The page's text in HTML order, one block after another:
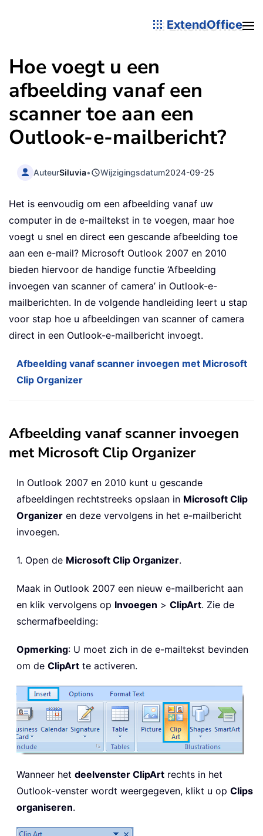
ExtendOffice
Hoe voegt u een
afbeelding vanaf een
scanner toe aan een
Outlook-e-mailbericht?
AuteurSiluvia• Wijzigingsdatum2024-09-25
Het is eenvoudig om een afbeelding vanaf uw
computer in de e-mailtekst in te voegen, maar hoe
voegt u snel en direct een gescande afbeelding toe
aan een e-mail? Microsoft Outlook 2007 en 2010
bieden hiervoor de handige functie ‘Afbeelding
invoegen van scanner of camera’ in Outlook-e-
mailberichten. In de volgende handleiding leert u stap
voor stap hoe u afbeeldingen van scanner of camera
direct in een Outlook-e-mailbericht invoegt.
Afbeelding vanaf scanner invoegen met Microsoft
Clip Organizer
Afbeelding vanaf scanner invoegen
met Microsoft Clip Organizer
In Outlook 2007 en 2010 kunt u gescande
afbeeldingen rechtstreeks opslaan in Microsoft Clip
Organizer en deze vervolgens in het e-mailbericht
invoegen.
1. Open de Microsoft Clip Organizer.
Maak in Outlook 2007 een nieuw e-mailbericht aan
en klik vervolgens op Invoegen > ClipArt. Zie de
schermafbeelding:
Opmerking: U moet zich in de e-mailtekst bevinden
om de ClipArt te activeren.
Wanneer het deelvenster ClipArt rechts in het
Outlook-venster wordt weergegeven, klikt u op Clips
organiseren.